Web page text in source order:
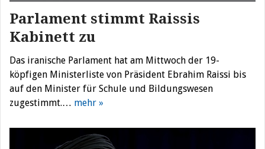
Parlament stimmt Raissis
Kabinett zu
Das iranische Parlament hat am Mittwoch der 19-
köpfigen Ministerliste von Präsident Ebrahim Raissi bis
auf den Minister für Schule und Bildungswesen
zugestimmt.… mehr »